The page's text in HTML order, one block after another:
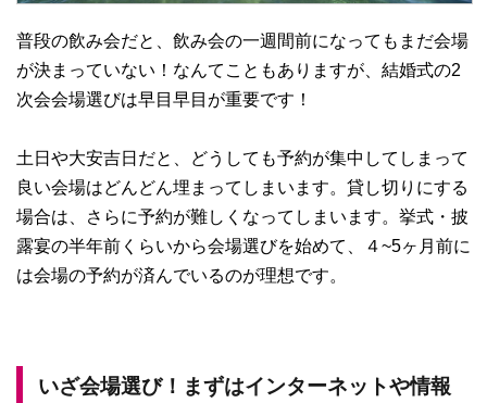
普段の飲み会だと、飲み会の一週間前になってもまだ会場
が決まっていない！なんてこともありますが、結婚式の2
次会会場選びは早目早目が重要です！
土日や大安吉日だと、どうしても予約が集中してしまって
良い会場はどんどん埋まってしまいます。貸し切りにする
場合は、さらに予約が難しくなってしまいます。挙式・披
露宴の半年前くらいから会場選びを始めて、４~5ヶ月前に
は会場の予約が済んでいるのが理想です。
いざ会場選び！まずはインターネットや情報